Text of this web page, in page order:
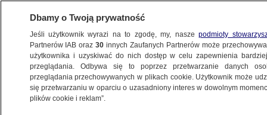
BIZNES
ZE ŚWIATA
Dbamy o Twoją prywatność
Jeśli użytkownik wyrazi na to zgodę, my, naszepodmioty
Partnerów IAB oraz30 innych Zaufanych Partnerów może
użytkownika i uzyskiwać do nich dostęp w celu zapewnienia
przeglądania. Odbywa się to poprzez przetwarzanie danych
przeglądania przechowywanych w plikach cookie. Użytkownik może
się przetwarzaniu w oparciu o uzasadniony interes w dowolnym
plików cookie i reklam”.